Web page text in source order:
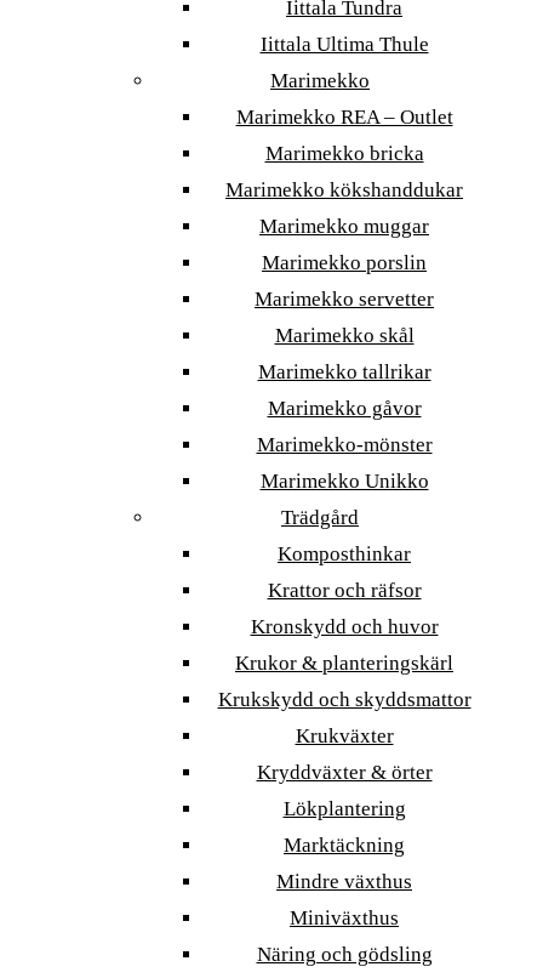
Iittala Tundra
Iittala Ultima Thule
Marimekko
Marimekko REA – Outlet
Marimekko bricka
Marimekko kökshanddukar
Marimekko muggar
Marimekko porslin
Marimekko servetter
Marimekko skål
Marimekko tallrikar
Marimekko gåvor
Marimekko-mönster
Marimekko Unikko
Trädgård
Komposthinkar
Krattor och räfsor
Kronskydd och huvor
Krukor & planteringskärl
Krukskydd och skyddsmattor
Krukväxter
Kryddväxter & örter
Lökplantering
Marktäckning
Mindre växthus
Miniväxthus
Näring och gödsling